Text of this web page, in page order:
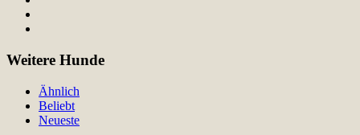
Weitere Hunde
Ähnlich
Beliebt
Neueste